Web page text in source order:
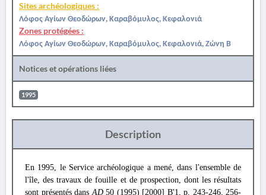
Sites archéologiques :
Λόφος Αγίων Θεοδώρων, Καραβόμυλος, Κεφαλονιά
Zones protégées :
Λόφος Αγίων Θεοδώρων, Καραβόμυλος, Κεφαλονιά, Ζώνη Β
Notices et opérations liées
1995
Description
En 1995, le Service archéologique a mené, dans l'ensemble de
l'île, des travaux de fouille et de prospection, dont les résultats
sont présentés dansAD 50 (1995) [2000] Β'1, p. 243-246, 256-